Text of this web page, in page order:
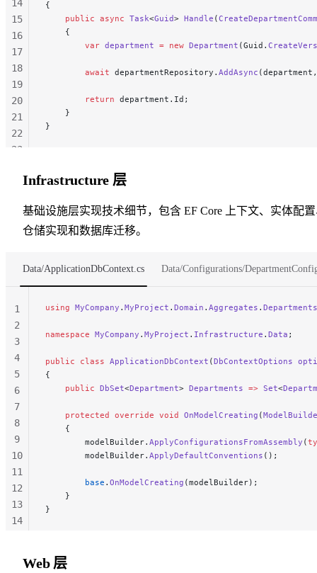
{
    public
async Task<Guid> Handle (
    {
        var
department = new Department (Guid.
        await
departmentRepository. AddAsync
        return
department.Id;
    }
}
14
15
16
17
18
19
20
21
22
23
Infrastructure 层
基础设施层实现技术细节，包含 EF Core 上下文、实体配
仓储实现和数据库迁移。
Data/ApplicationDbContext.cs Data/Configurations/
using MyCompany . MyProject . Domain . Aggregates . Departments
namespace MyCompany . MyProject . Infrastructure . Data ;
public class ApplicationDbContext (DbContextOptions
{
    public
DbSet<Department> Departments => Set<
    protected
override void OnModelCreating (
    {
        modelBuilder.
ApplyConfigurationsFromAssembly (
        modelBuilder.
ApplyDefaultConventions ();
        base
. OnModelCreating (modelBuilder);
    }
}
1
2
3
4
5
6
7
8
9
10
11
12
13
14
Web 层